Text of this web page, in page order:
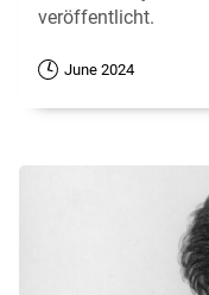
veröffentlicht.
June 2024